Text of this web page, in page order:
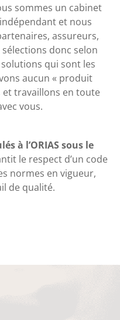
sommes un cabinet
et nous
assureurs,
donc selon
qui sont les
aucun « produit
et travaillons en toute
vous.
à l’ORIAS sous le
le respect d’un code
normes en vigueur,
de qualité.